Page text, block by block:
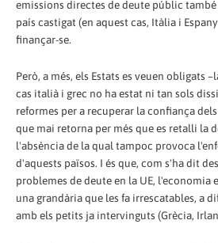
emissions directes de deute públic també
país castigat (en aquest cas, Itàlia i
finançar-se.
Però, a més, els Estats es veuen obligats
cas italià i grec no ha estat ni tan sols
reformes per a recuperar la confiança
que mai retorna per més que es retalli la
l'absència de la qual tampoc provoca
d'aquests països. I és que, com s'ha dit
problemes de deute en la UE, l'economia
una grandària que les fa irrescatables, a
amb els petits ja intervinguts (Grècia,